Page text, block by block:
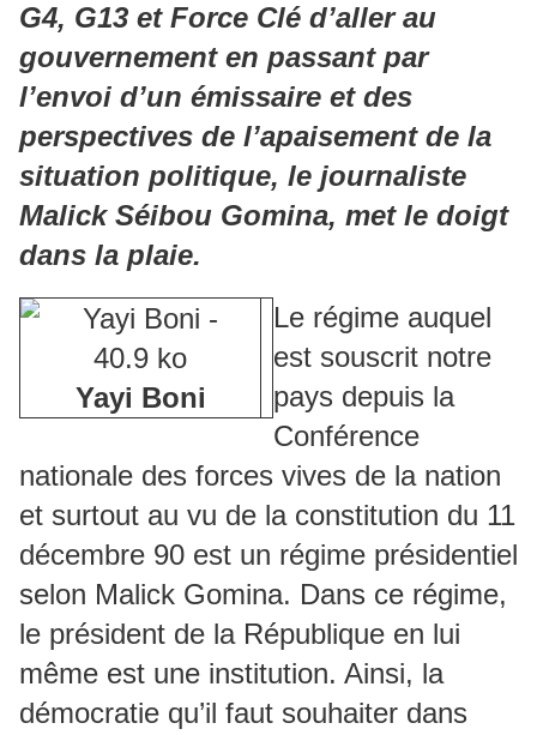
G4, G13 et Force Clé d’aller au
gouvernement en passant par
l’envoi d’un émissaire et des
perspectives de l’apaisement de la
situation politique, le journaliste
Malick Séibou Gomina, met le doigt
dans la plaie.
Yayi Boni
Le régime auquel
est souscrit notre
pays depuis la
Conférence
nationale des forces vives de la nation
et surtout au vu de la constitution du 11
décembre 90 est un régime présidentiel
selon Malick Gomina. Dans ce régime,
le président de la République en lui
même est une institution. Ainsi, la
démocratie qu’il faut souhaiter dans